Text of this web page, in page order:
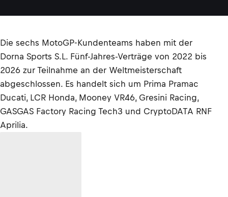
Die sechs MotoGP-Kundenteams haben mit der
Dorna Sports S.L. Fünf-Jahres-Verträge von 2022 bis
2026 zur Teilnahme an der Weltmeisterschaft
abgeschlossen. Es handelt sich um Prima Pramac
Ducati, LCR Honda, Mooney VR46, Gresini Racing,
GASGAS Factory Racing Tech3 und CryptoDATA RNF
Aprilia.